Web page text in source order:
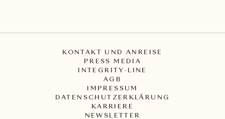
KONTAKT UND ANREISE
PRESS MEDIA
INTEGRITY-LINE
AGB
IMPRESSUM
DATENSCHUTZERKLÄRUNG
KARRIERE
NEWSLETTER